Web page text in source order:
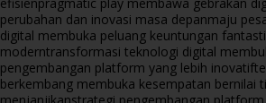
perubahan dan inovasi masa depanmaju
digital membuka peluang keuntungan
moderntransformasi teknologi digital
pengembangan platform yang lebih inovatif
berkembang membuka kesempatan bernilai